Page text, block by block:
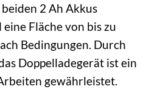
2 Ah Akkus
eine Fläche von bis zu
Bedingungen. Durch
Doppelladegerät ist ein
gewährleistet.